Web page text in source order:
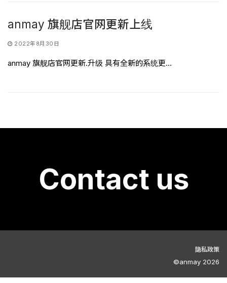
anmay 旗舰店官网更新上线
2022年8月30日
anmay 旗舰店官网更新.升级 具有全新的系统更…
Contact us
隐私政策
©anmay 2026